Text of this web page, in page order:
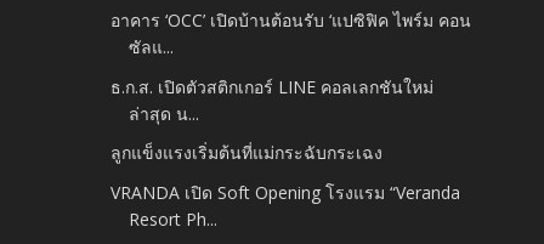
อาคาร ‘OCC’ เปิดบ้านต้อนรับ ‘แปซิฟิค ไพร์ม คอน
ซัลแ...
ธ.ก.ส. เปิดตัวสติกเกอร์ LINE คอลเลกชันใหม่
ล่าสุด น...
ลูกแข็งแรงเริ่มต้นที่แม่กระฉับกระเฉง
VRANDA เปิด Soft Opening โรงแรม “Veranda
Resort Ph...